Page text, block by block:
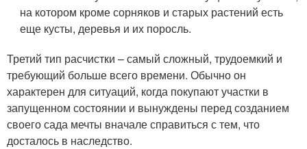
на котором кроме сорняков и старых растений есть
еще кусты, деревья и их поросль.
Третий тип расчистки – самый сложный, трудоемкий и
требующий больше всего времени. Обычно он
характерен для ситуаций, когда покупают участки в
запущенном состоянии и вынуждены перед созданием
своего сада мечты вначале справиться с тем, что
досталось в наследство.